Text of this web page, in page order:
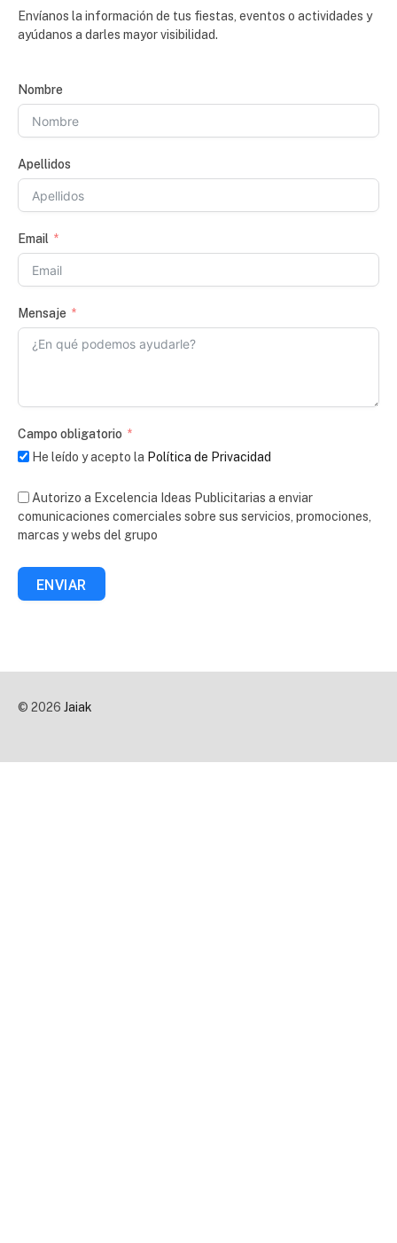
Envíanos la información de tus fiestas, eventos o actividades y
ayúdanos a darles mayor visibilidad.
Nombre
Apellidos
Email
Mensaje
Campo obligatorio
He leído y acepto la Política de Privacidad
Autorizo a Excelencia Ideas Publicitarias a enviar
comunicaciones comerciales sobre sus servicios, promociones,
marcas y webs del grupo
ENVIAR
© 2026 Jaiak